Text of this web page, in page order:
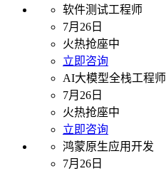
软件测试工程师
7月26日
火热抢座中
立即咨询
AI大模型全栈工程师
7月26日
火热抢座中
立即咨询
鸿蒙原生应用开发
7月26日